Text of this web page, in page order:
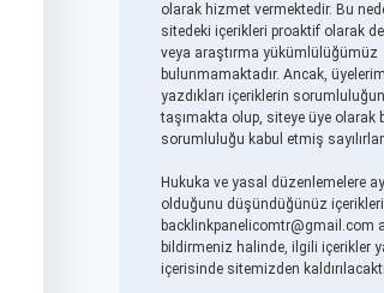
olarak hizmet vermektedir. Bu
sitedeki içerikleri proaktif olarak
veya araştırma yükümlülüğümüz
bulunmamaktadır. Ancak,
yazdıkları içeriklerin
taşımakta olup, siteye üye olarak
sorumluluğu kabul etmiş sayılırlar.
Hukuka ve yasal düzenlemelere
olduğunu düşündüğünüz
backlinkpanelicomtr@gmail.com
bildirmeniz halinde, ilgili içerikler
içerisinde sitemizden